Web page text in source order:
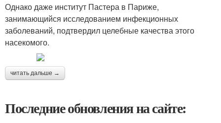
Однако даже институт Пастера в Париже,
занимающийся исследованием инфекционных
заболеваний, подтвердил целебные качества этого
насекомого.
читать дальше →
Последние обновления на сайте: